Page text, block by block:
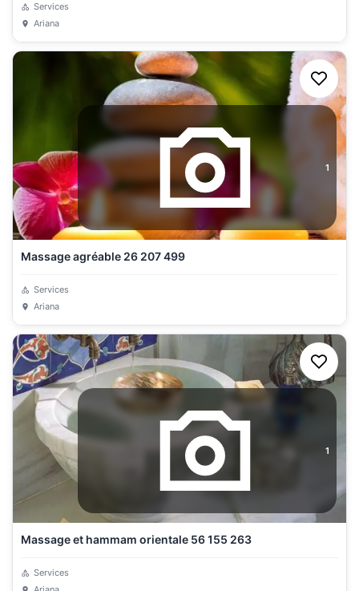
Services
Ariana
1
Massage agréable 26 207 499
Services
Ariana
1
Massage et hammam orientale 56 155 263
Services